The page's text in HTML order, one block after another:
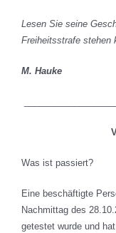
Lesen Sie seine
Freiheitsstrafe
M. Hauke
Was ist passiert?
Eine beschäftigte
Nachmittag des
getestet wurde und